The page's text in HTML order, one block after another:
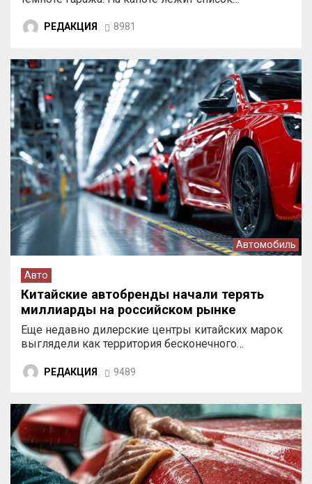
РЕДАКЦИЯ 8981
Автомобиль
Авто
Китайские автобренды начали терять
миллиарды на российском рынке
Еще недавно дилерские центры китайских марок
выглядели как территория бесконечного…
РЕДАКЦИЯ 9489